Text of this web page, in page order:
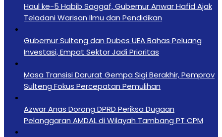
Haul ke-5 Habib Saggaf, Gubernur Anwar Hafid Ajak
Teladani Warisan Ilmu dan Pendidikan
Gubernur Sulteng dan Dubes UEA Bahas Peluang
Investasi, Empat Sektor Jadi Prioritas
Masa Transisi Darurat Gempa Sigi Berakhir, Pemprov
Sulteng Fokus Percepatan Pemulihan
Azwar Anas Dorong DPRD Periksa Dugaan
Pelanggaran AMDAL di Wilayah Tambang PT CPM